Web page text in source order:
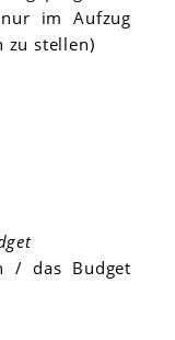
im Aufzug
zu stellen)
/ das Budget